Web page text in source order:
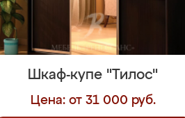
Шкаф-купе "Тилос"
Цена: от 31 000 руб.